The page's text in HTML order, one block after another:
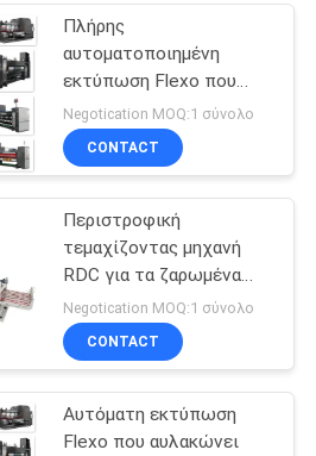
gluer
12
Πλήρης
αυτοματοποιημένη
εκτύπωση Flexo που
αυλακώνει την κενή
κορυφή μεταφοράς
υψηλής ταχύτητας
Negotication MOQ:1 σύνολο
CONTACT
Περιστροφική
τεμαχίζοντας μηχανή
RDC για τα ζαρωμένα
κιβώτια χαρτοκιβωτίων
Negotication MOQ:1 σύνολο
CONTACT
Αυτόματη εκτύπωση
Flexo που αυλακώνει